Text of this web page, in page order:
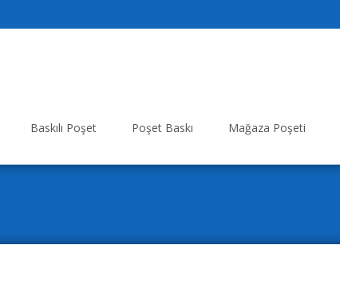
Baskılı Poşet Poşet Baskı Mağaza Poşeti